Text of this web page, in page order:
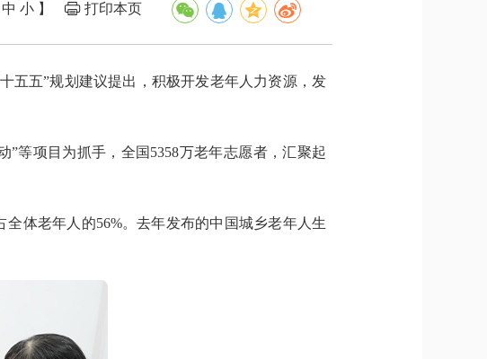
中 小 】 打印本页
五五”规划建议提出，积极开发老年人力资源，发
等项目为抓手，全国5358万老年志愿者，汇聚起
体老年人的56%。去年发布的中国城乡老年人生